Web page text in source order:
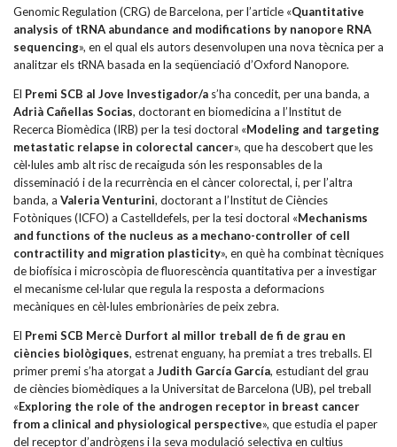
Genomic Regulation (CRG) de Barcelona, per l’article «Quantitative
analysis of tRNA abundance and modifications by nanopore RNA
sequencing», en el qual els autors desenvolupen una nova tècnica per a
analitzar els tRNA basada en la seqüenciació d’Oxford Nanopore.
El Premi SCB al Jove Investigador/a s’ha concedit, per una banda, a
Adrià Cañellas Socias , doctorant en biomedicina a l’Institut de
Recerca Biomèdica (IRB) per la tesi doctoral «Modeling and targeting
metastatic relapse in colorectal cancer», que ha descobert que les
cèl·lules amb alt risc de recaiguda són les responsables de la
disseminació i de la recurrència en el càncer colorectal, i, per l’altra
banda, a Valeria Venturini , doctorant a l’Institut de Ciències
Fotòniques (ICFO) a Castelldefels, per la tesi doctoral «Mechanisms
and functions of the nucleus as a mechano-controller of cell
contractility and migration plasticity», en què ha combinat tècniques
de biofísica i microscòpia de fluorescència quantitativa per a investigar
el mecanisme cel·lular que regula la resposta a deformacions
mecàniques en cèl·lules embrionàries de peix zebra.
El Premi SCB Mercè Durfort al millor treball de fi de grau en
ciències biològiques , estrenat enguany, ha premiat a tres treballs. El
primer premi s’ha atorgat a Judith García García , estudiant del grau
de ciències biomèdiques a la Universitat de Barcelona (UB), pel treball
«Exploring the role of the androgen receptor in breast cancer
from a clinical and physiological perspective», que estudia el paper
del receptor d’andrògens i la seva modulació selectiva en cultius